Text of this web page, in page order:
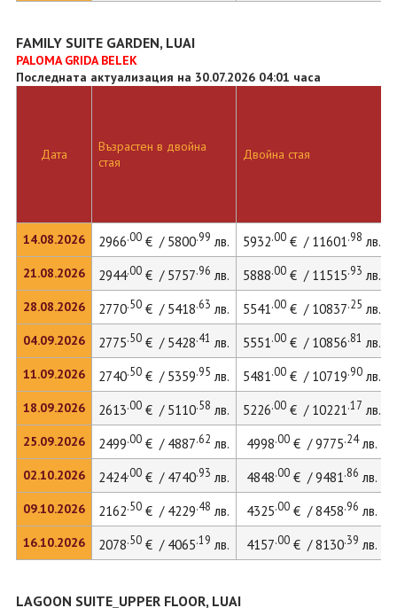
FAMILY SUITE GARDEN, LUAI
PALOMA GRIDA BELEK
Последната актуализация на 30.07.2026 04:01 часа
Дата
14.08.2026
21.08.2026
28.08.2026
04.09.2026
11.09.2026
18.09.2026
25.09.2026
02.10.2026
09.10.2026
16.10.2026
Възрастен в двойна
стая
Двойна стая
2966.00€ / 5800.99 лв. 5932.00€ / 11601.98 лв.
2944.00€ / 5757.96 лв. 5888.00€ / 11515.93 лв.
2770.50€ / 5418.63 лв. 5541.00€ / 10837.25 лв.
2775.50€ / 5428.41 лв. 5551.00€ / 10856.81 лв.
2740.50€ / 5359.95 лв. 5481.00€ / 10719.90лв.
2613.00€ / 5110.58 лв. 5226.00€ / 10221.17 лв.
2499.00€ / 4887.62 лв. 4998.00€ / 9775.24лв.
2424.00€ / 4740.93 лв. 4848.00€ / 9481.86 лв.
2162.50€ / 4229.48 лв. 4325.00€ / 8458.96 лв.
2078.50€ / 4065.19 лв. 4157.00€ / 8130.39 лв.
LAGOON SUITE_UPPER FLOOR, LUAI